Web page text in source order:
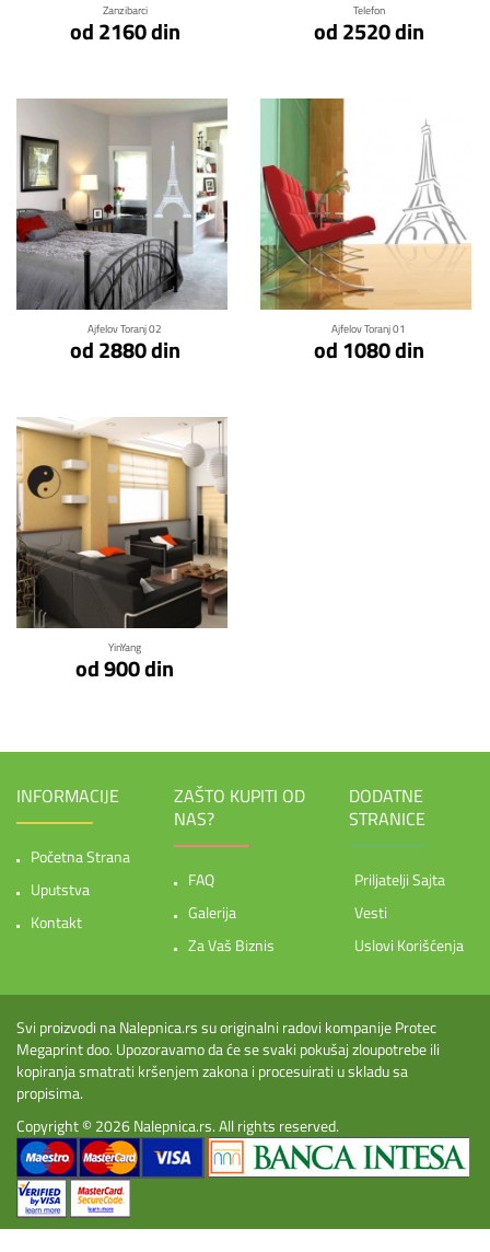
Zanzibarci
od 2160 din
Telefon
od 2520 din
Ajfelov Toranj 02
od 2880 din
Klikni za detalje
Ajfelov Toranj 01
od 1080 din
Klikni za detalje
YinYang
od 900 din
Klikni za detalje
INFORMACIJE
Početna Strana
Uputstva
Kontakt
ZAŠTO KUPITI OD
NAS?
FAQ
Galerija
Za Vaš Biznis
DODATNE
STRANICE
Priljatelji Sajta
Vesti
Uslovi Korišćenja
Svi proizvodi na Nalepnica.rs su originalni radovi kompanije Protec
Megaprint doo. Upozoravamo da će se svaki pokušaj zloupotrebe ili
kopiranja smatrati kršenjem zakona i procesuirati u skladu sa
propisima.
Copyright © 2026Nalepnica.rs. All rights reserved.